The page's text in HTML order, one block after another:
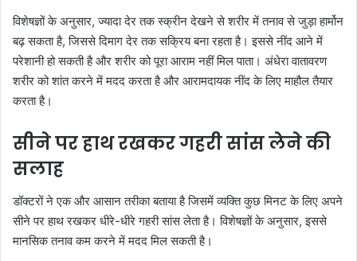
विशेषज्ञों के अनुसार, ज्यादा देर तक स्क्रीन देखने से शरीर में तनाव से जुड़ा हार्मोन
बढ़ सकता है, जिससे दिमाग देर तक सक्रिय बना रहता है। इससे नींद आने में
परेशानी हो सकती है और शरीर को पूरा आराम नहीं मिल पाता। अंधेरा वातावरण
शरीर को शांत करने में मदद करता है और आरामदायक नींद के लिए माहौल तैयार
करता है।
सीने पर हाथ रखकर गहरी सांस लेने की
सलाह
डॉक्टरों ने एक और आसान तरीका बताया है जिसमें व्यक्ति कुछ मिनट के लिए अपने
सीने पर हाथ रखकर धीरे-धीरे गहरी सांस लेता है। विशेषज्ञों के अनुसार, इससे
मानसिक तनाव कम करने में मदद मिल सकती है।